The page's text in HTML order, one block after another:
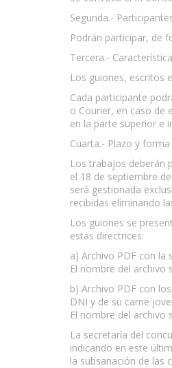
Segunda.-
Podrán participar, de
Tercera.-
Los guiones, escritos
Cada participante
o Courier, en caso de
en la parte superior e
Cuarta.- Plazo y
Los trabajos deberán
el 18 de septiembre
será gestionada
recibidas eliminando
Los guiones se
estas directrices:
a) Archivo PDF con la
El nombre del archivo
b) Archivo PDF con
DNI y de su carne
El nombre del archivo
La secretaría del
indicando en este
la subsanación de las